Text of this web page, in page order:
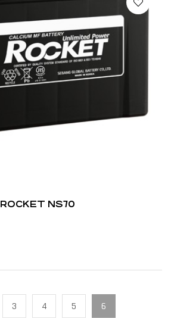
ROCKET NS70
3 4 5 6